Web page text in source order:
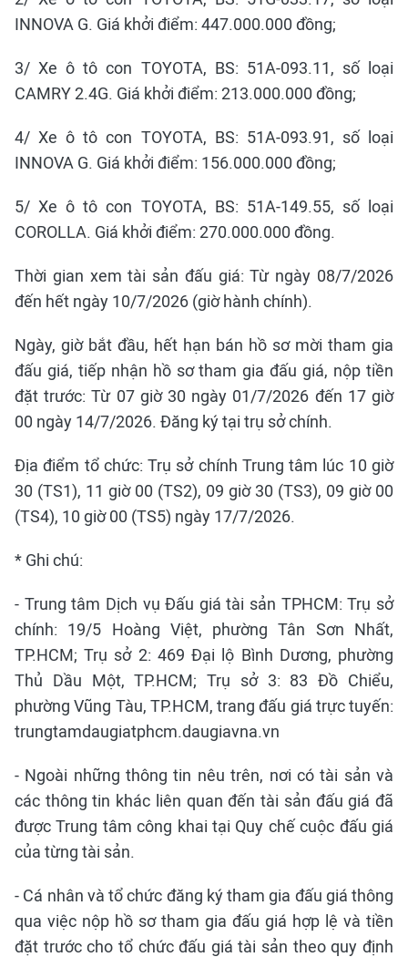
INNOVA G. Giá khởi điểm: 447.000.000 đồng;
3/ Xe ô tô con TOYOTA, BS: 51A-093.11, số loại
CAMRY 2.4G. Giá khởi điểm: 213.000.000 đồng;
4/ Xe ô tô con TOYOTA, BS: 51A-093.91, số loại
INNOVA G. Giá khởi điểm: 156.000.000 đồng;
5/ Xe ô tô con TOYOTA, BS: 51A-149.55, số loại
COROLLA. Giá khởi điểm: 270.000.000 đồng.
Thời gian xem tài sản đấu giá: Từ ngày 08/7/2026
đến hết ngày 10/7/2026 (giờ hành chính).
Ngày, giờ bắt đầu, hết hạn bán hồ sơ mời tham gia
đấu giá, tiếp nhận hồ sơ tham gia đấu giá, nộp tiền
đặt trước: Từ 07 giờ 30 ngày 01/7/2026 đến 17 giờ
00 ngày 14/7/2026. Đăng ký tại trụ sở chính.
Địa điểm tổ chức: Trụ sở chính Trung tâm lúc 10 giờ
30 (TS1), 11 giờ 00 (TS2), 09 giờ 30 (TS3), 09 giờ 00
(TS4), 10 giờ 00 (TS5) ngày 17/7/2026.
* Ghi chú:
- Trung tâm Dịch vụ Đấu giá tài sản TPHCM: Trụ sở
chính: 19/5 Hoàng Việt, phường Tân Sơn Nhất,
TP.HCM; Trụ sở 2: 469 Đại lộ Bình Dương, phường
Thủ Dầu Một, TP.HCM; Trụ sở 3: 83 Đồ Chiểu,
phường Vũng Tàu, TP.HCM, trang đấu giá trực tuyến:
trungtamdaugiatphcm.daugiavna.vn
- Ngoài những thông tin nêu trên, nơi có tài sản và
các thông tin khác liên quan đến tài sản đấu giá đã
được Trung tâm công khai tại Quy chế cuộc đấu giá
của từng tài sản.
- Cá nhân và tổ chức đăng ký tham gia đấu giá thông
qua việc nộp hồ sơ tham gia đấu giá hợp lệ và tiền
đặt trước cho tổ chức đấu giá tài sản theo quy định